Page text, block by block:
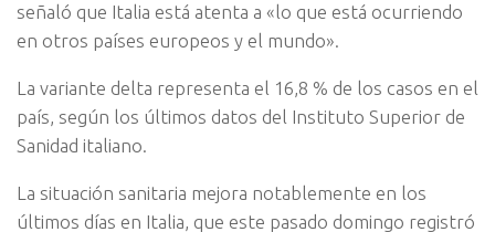
señaló que Italia está atenta a «lo que está ocurriendo
en otros países europeos y el mundo».
La variante delta representa el 16,8 % de los casos en el
país, según los últimos datos del Instituto Superior de
Sanidad italiano.
La situación sanitaria mejora notablemente en los
últimos días en Italia, que este pasado domingo registró